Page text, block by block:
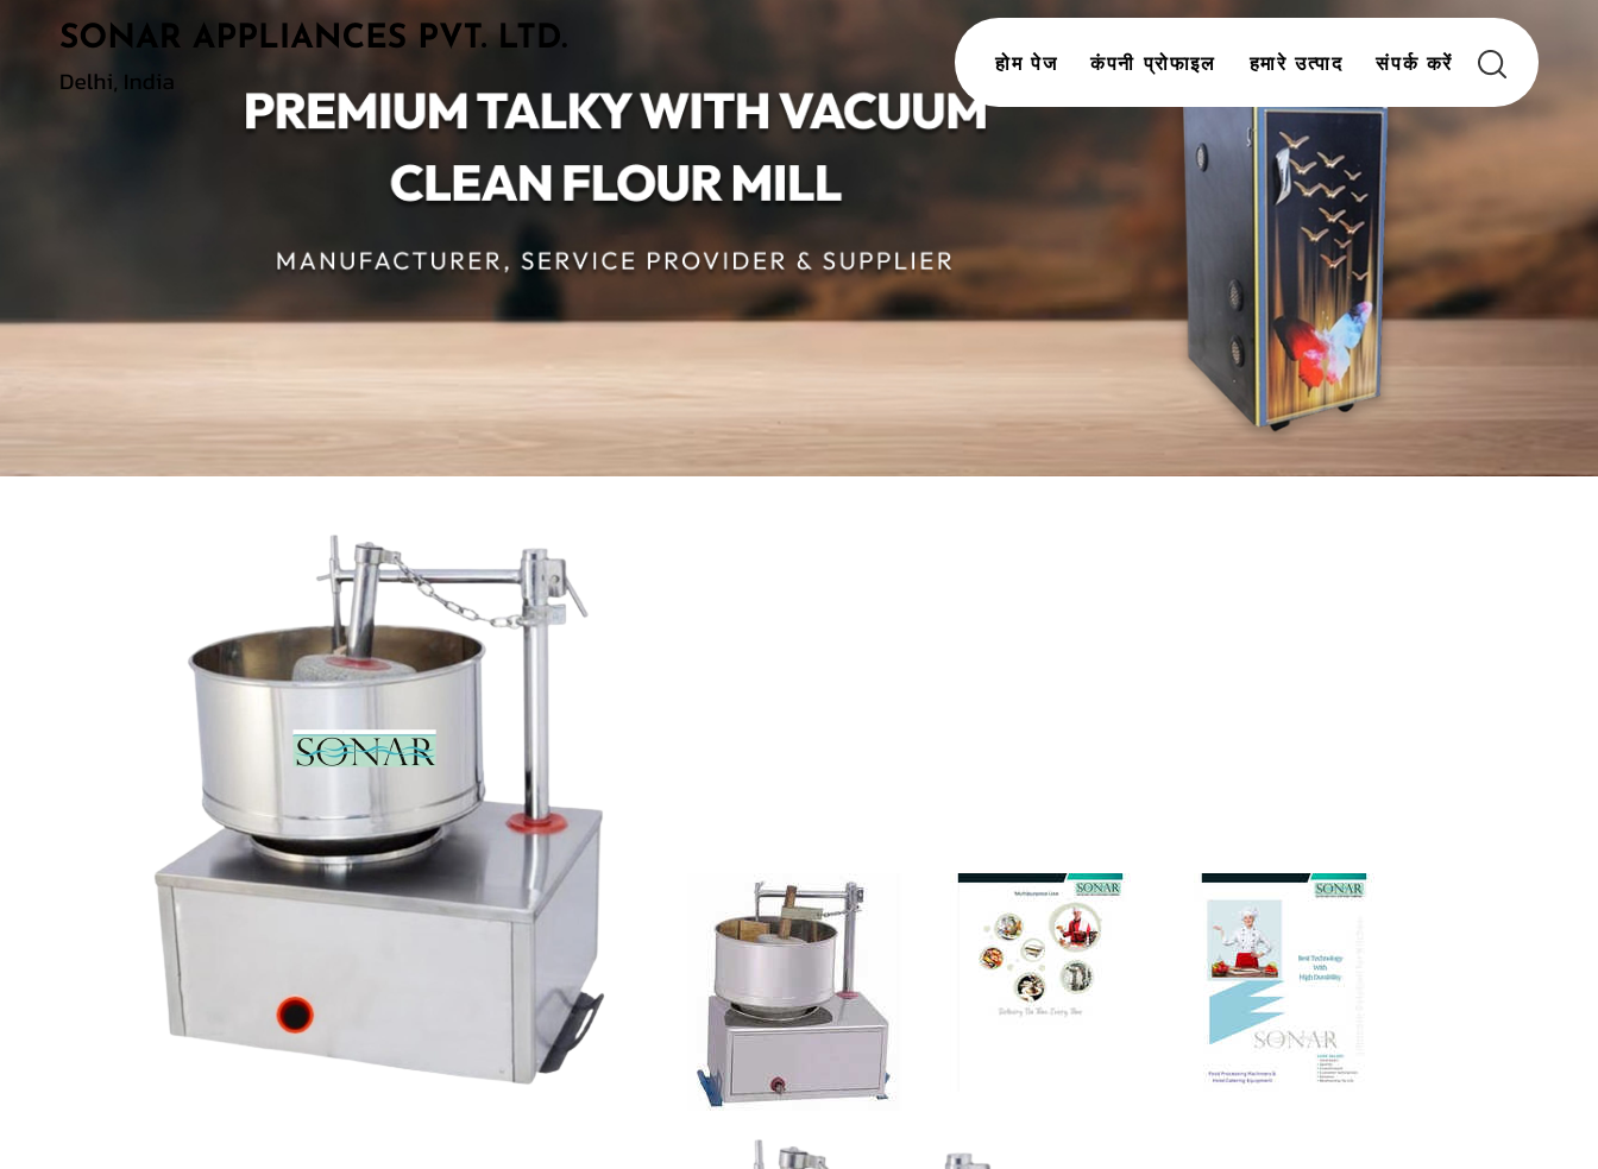
होम पेज कंपनी प्रोफाइल हमारे उत्पाद संपर्क करें